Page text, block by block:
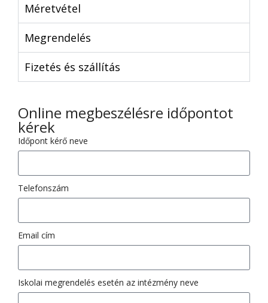
Méretvétel
Megrendelés
Fizetés és szállítás
Online megbeszélésre időpontot
kérek
Időpont kérő neve
Telefonszám
Email cím
Iskolai megrendelés esetén az intézmény neve